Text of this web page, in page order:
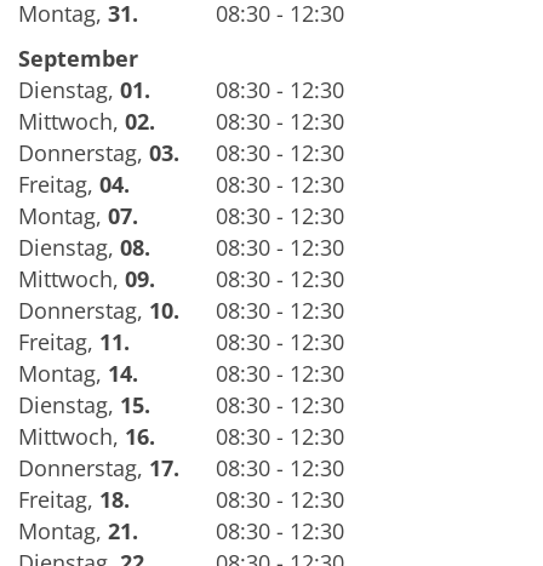
Montag, 31.
08:30 - 12:30
September
Dienstag, 01.
08:30 - 12:30
Mittwoch, 02.
08:30 - 12:30
Donnerstag, 03.
08:30 - 12:30
Freitag, 04.
08:30 - 12:30
Montag, 07.
08:30 - 12:30
Dienstag, 08.
08:30 - 12:30
Mittwoch, 09.
08:30 - 12:30
Donnerstag, 10.
08:30 - 12:30
Freitag, 11.
08:30 - 12:30
Montag, 14.
08:30 - 12:30
Dienstag, 15.
08:30 - 12:30
Mittwoch, 16.
08:30 - 12:30
Donnerstag, 17.
08:30 - 12:30
Freitag, 18.
08:30 - 12:30
Montag, 21.
08:30 - 12:30